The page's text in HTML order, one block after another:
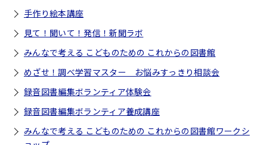
手作り絵本講座
見て！聞いて！発信！新聞ラボ
みんなで考える こどものための これからの図書館
めざせ！調べ学習マスター お悩みすっきり相談会
録音図書編集ボランティア体験会
録音図書編集ボランティア養成講座
みんなで考える こどものための これからの図書館ワークシ